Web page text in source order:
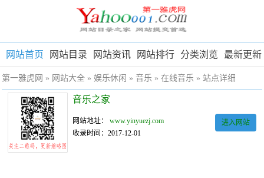
网站首页 网站目录 网站资讯 网站排行 分类浏览 最新更新
第一雅虎网 » 网站大全 » 娱乐休闲 » 音乐 » 在线音乐 » 站点详细
音乐之家
网站地址：www.yinyuezj.com
收录时间：2017-12-01
进入网站